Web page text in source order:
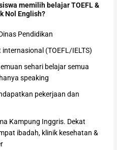
memilih belajar TOEFL &
Nol English?
Pendidikan
(TOEFL/IELTS)
sehari belajar semua
speaking
pekerjaan dan
Kampung Inggris. Dekat
ibadah, klinik kesehatan &